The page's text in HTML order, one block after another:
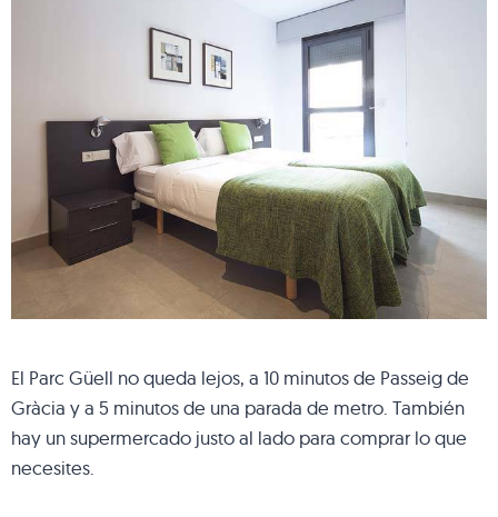
El Parc Güell no queda lejos, a 10 minutos de Passeig de
Gràcia y a 5 minutos de una parada de metro. También
hay un supermercado justo al lado para comprar lo que
necesites.